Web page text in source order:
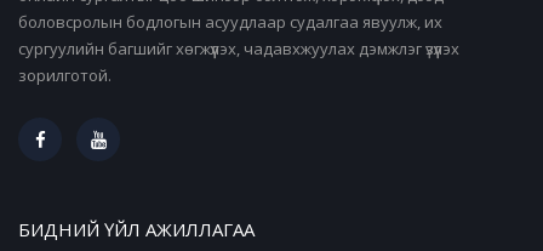
боловсролын бодлогын асуудлаар судалгаа явуулж, их
сургуулийн багшийг хөгжүүлэх, чадавхжуулах дэмжлэг үзүүлэх
зорилготой.
БИДНИЙ ҮЙЛ АЖИЛЛАГАА